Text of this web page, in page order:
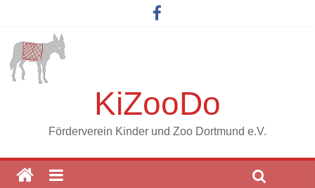
KiZooDo
Förderverein Kinder und Zoo Dortmund e.V.